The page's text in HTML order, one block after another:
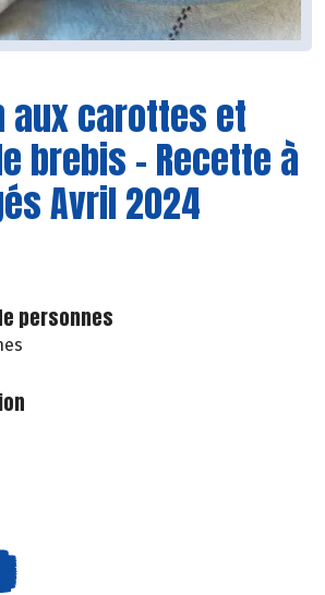
aux carottes et
brebis - Recette à
Avril 2024
personnes